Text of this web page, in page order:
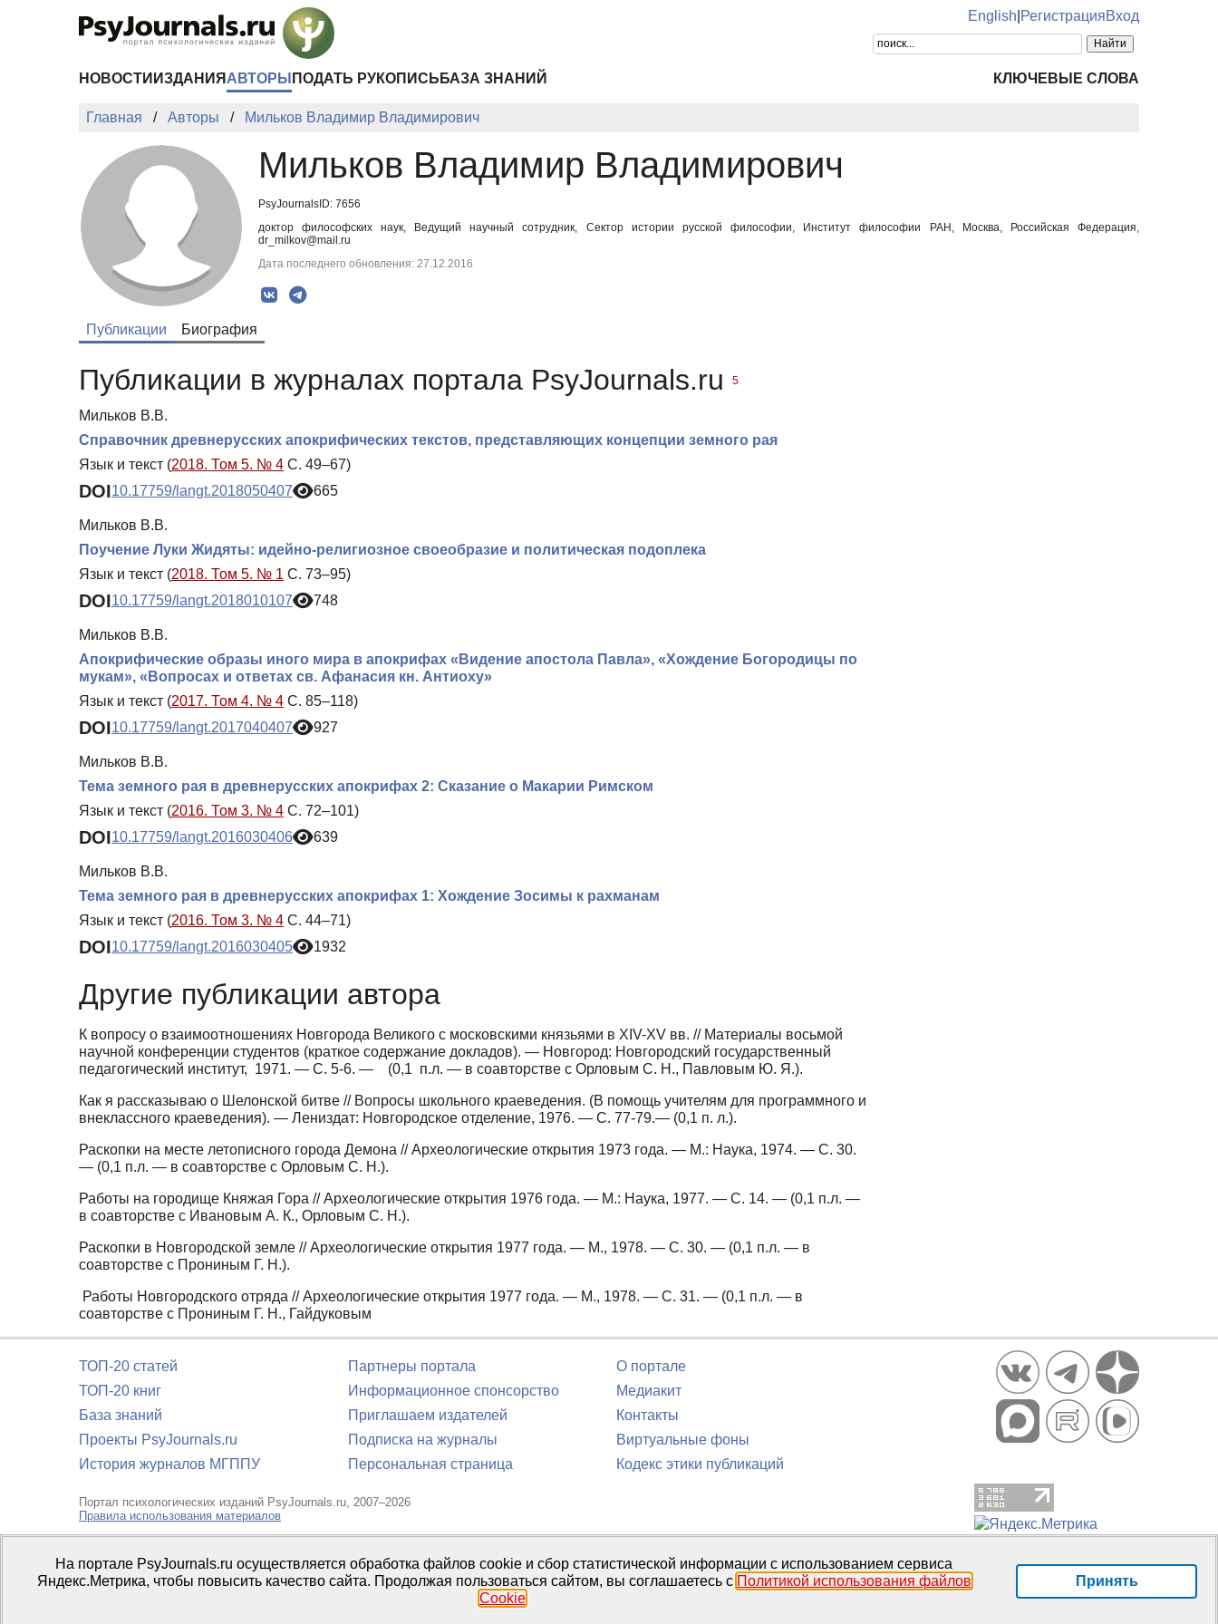
English РегистрацияВход
НОВОСТИ ИЗДАНИЯ АВТОРЫ ПОДАТЬ РУКОПИСЬ БАЗА ЗНАНИЙ КЛЮЧЕВЫЕ СЛОВА
Главная Авторы Мильков Владимир Владимирович
Мильков Владимир Владимирович
PsyJournalsID: 7656
доктор философских наук, Ведущий научный сотрудник, Сектор истории русской философии, Институт философии РАН, Москва, Российская Федерация,
dr_milkov@mail.ru
Дата последнего обновления: 27.12.2016
Публикации Биография
Публикации в журналах портала PsyJournals.ru 5
Мильков В.В.
Справочник древнерусских апокрифических текстов, представляющих концепции земного рая
Язык и текст (2018. Том 5. № 4 С. 49–67)
DOI10.17759/langt.2018050407 665
Мильков В.В.
Поучение Луки Жидяты: идейно-религиозное своеобразие и политическая подоплека
Язык и текст (2018. Том 5. № 1 С. 73–95)
DOI10.17759/langt.2018010107 748
Мильков В.В.
Апокрифические образы иного мира в апокрифах «Видение апостола Павла», «Хождение Богородицы по
мукам», «Вопросах и ответах св. Афанасия кн. Антиоху»
Язык и текст (2017. Том 4. № 4 С. 85–118)
DOI10.17759/langt.2017040407 927
Мильков В.В.
Тема земного рая в древнерусских апокрифах 2: Сказание о Макарии Римском
Язык и текст (2016. Том 3. № 4 С. 72–101)
DOI10.17759/langt.2016030406 639
Мильков В.В.
Тема земного рая в древнерусских апокрифах 1: Хождение Зосимы к рахманам
Язык и текст (2016. Том 3. № 4 С. 44–71)
DOI10.17759/langt.2016030405 1932
Другие публикации автора
К вопросу о взаимоотношениях Новгорода Великого с московскими князьями в XIV-XV вв. // Материалы восьмой
научной конференции студентов (краткое содержание докладов). — Новгород: Новгородский государственный
педагогический институт, 1971. — С. 5-6. — (0,1 п.л. — в соавторстве с Орловым С. Н., Павловым Ю. Я.).
Как я рассказываю о Шелонской битве // Вопросы школьного краеведения. (В помощь учителям для программного и
внеклассного краеведения). — Лениздат: Новгородское отделение, 1976. — С. 77-79.— (0,1 п. л.).
Раскопки на месте летописного города Демона // Археологические открытия 1973 года. — М.: Наука, 1974. — С. 30.
— (0,1 п.л. — в соавторстве с Орловым С. Н.).
Работы на городище Княжая Гора // Археологические открытия 1976 года. — М.: Наука, 1977. — С. 14. — (0,1 п.л. —
в соавторстве с Ивановым А. К., Орловым С. Н.).
Раскопки в Новгородской земле // Археологические открытия 1977 года. — М., 1978. — С. 30. — (0,1 п.л. — в
соавторстве с Прониным Г. Н.).
Работы Новгородского отряда // Археологические открытия 1977 года. — М., 1978. — С. 31. — (0,1 п.л. — в
соавторстве с Прониным Г. Н., Гайдуковым
ТОП-20 статей
ТОП-20 книг
База знаний
Проекты PsyJournals.ru
История журналов МГППУ
Партнеры портала
Информационное спонсорство
Приглашаем издателей
Подписка на журналы
Персональная страница
О портале
Медиакит
Контакты
Виртуальные фоны
Кодекс этики публикаций
Портал психологических изданий PsyJournals.ru, 2007–2026
Правила использования материалов
Свидетельство регистрации СМИЭл № ФС77-66447 от 14 июля 2016 г.
Издатель:ФГБОУ ВО МГППУ
На портале PsyJournals.ru осуществляется обработка файлов cookie и сбор статистической информации с использованием сервиса
Яндекс.Метрика, чтобы повысить качество сайта. Продолжая пользоваться сайтом, вы соглашаетесь с Политикой использования файлов
Cookie.
Принять